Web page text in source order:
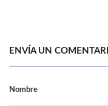
ENVÍA UN
Nombre